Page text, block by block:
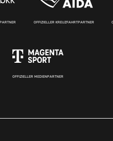
OFFIZIELLER KREUZFAHRTPARTNER
OFFIZIELLER MEDIENPARTNER